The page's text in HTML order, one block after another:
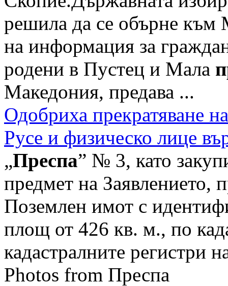
решила да се обърне към
на информация за
родени в Пустец и Мала
Македония, предава ...
Одобриха прекратяване
Русе и физическо лице
„Преспа” № 3, като
предмет на Заявлението,
Поземлен имот с
площ от 426 кв. м., по
кадастралните регистри
Photos from Преспа